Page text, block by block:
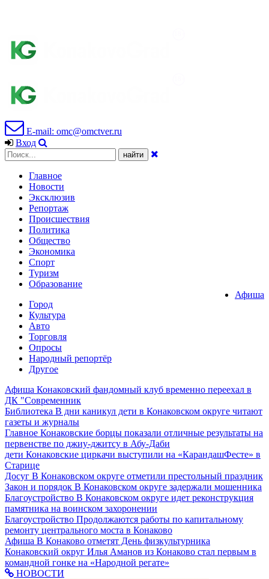
E-mail: omc@omctver.ru
Вход
Главное
Новости
Эксклюзив
Репортаж
Происшествия
Политика
Общество
Экономика
Спорт
Туризм
Образование
Афиша
Город
Культура
Авто
Торговля
Опросы
Народный репортёр
Другое
Афиша Конаковский фандомный клуб временно переехал в
ДК "Современник
Библиотека В дни каникул дети в Конаковском округе читают
газеты и журналы
Главное Конаковские борцы показали отличные результаты на
первенстве по джиу-джитсу в Абу-Даби
дети Конаковские циркачи выступили на «КарандашФесте» в
Старице
Досуг В Конаковском округе отметили престольный праздник
Закон и порядок В Конаковском округе задержали мошенника
Благоустройство В Конаковском округе идет реконструкция
памятника на воинском захоронении
Благоустройство Продолжаются работы по капитальному
ремонту центрального моста в Конаково
Афиша В Конаково отметят День физкультурника
Конаковский округ Илья Аманов из Конаково стал первым в
командной гонке на «Народной регате»
НОВОСТИ